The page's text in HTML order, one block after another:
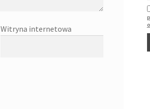
Witryna internetowa